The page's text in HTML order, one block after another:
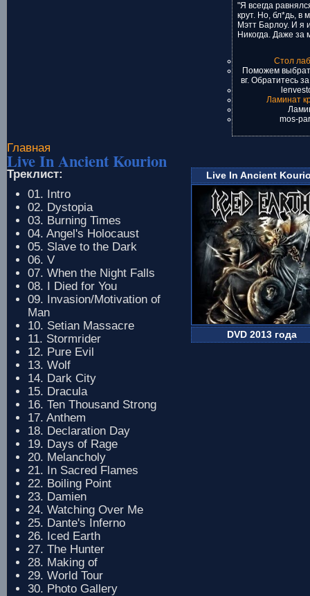
"Я всегда
крут. Но, бл*дь, в
Мэтт Барлоу. И я
Никогда. Даже за
Стол
Поможем
вг. Обратитесь
Ламинат
mos-
Главная
Live In Ancient Kourion
Live In Ancient
DVD 2013 года
Треклист:
01. Intro
02. Dystopia
03. Burning Times
04. Angel's Holocaust
05. Slave to the Dark
06. V
07. When the Night Falls
08. I Died for You
09. Invasion/Motivation of
Man
10. Setian Massacre
11. Stormrider
12. Pure Evil
13. Wolf
14. Dark City
15. Dracula
16. Ten Thousand Strong
17. Anthem
18. Declaration Day
19. Days of Rage
20. Melancholy
21. In Sacred Flames
22. Boiling Point
23. Damien
24. Watching Over Me
25. Dante's Inferno
26. Iced Earth
27. The Hunter
28. Making of
29. World Tour
30. Photo Gallery